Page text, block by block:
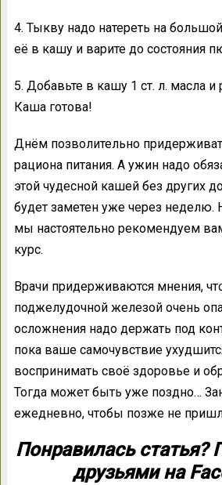
4. Тыкву надо натереть на
её в кашу и варите до состояния
5. Добавьте в кашу 1 ст. л. масла и
Каша готова!
Днём позволительно
рациона питания. А ужин надо
этой чудесной кашей без других
будет заметен уже через неделю.
мы настоятельно рекомендуем
курс.
Врачи придерживаются мнения,
поджелудочной железой очень
осложнения надо держать под
пока ваше самочувствие
воспринимать своё здоровье и
Тогда может быть уже поздно…
ежедневно, чтобы позже не
Понравилась статья?
друзьями на